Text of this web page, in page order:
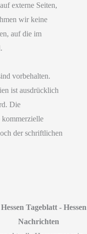
externe Seiten,
wir keine
auf die im
vorbehalten.
ist ausdrücklich
Die
der schriftlichen
Tageblatt - Hessen
Nachrichten